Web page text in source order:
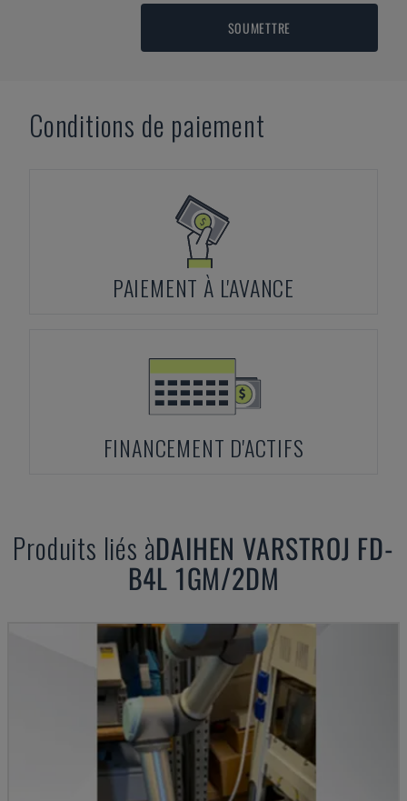
SOUMETTRE
Conditions de paiement
PAIEMENT À L'AVANCE
FINANCEMENT D'ACTIFS
Produits liés àDAIHEN VARSTROJ FD-
B4L 1GM/2DM